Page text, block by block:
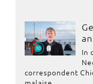
In
correspondent